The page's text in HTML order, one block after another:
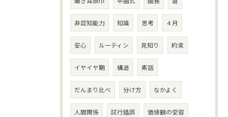
非認知能力 知識 思考 ４月
安心 ルーティン 見知り 約束
イヤイヤ期 構造 素話
だんまり比べ 分け方 なかよく
人間関係 試行錯誤 価値観の受容